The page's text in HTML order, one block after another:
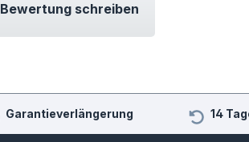
Bewertung schreiben
Garantieverlängerung 14